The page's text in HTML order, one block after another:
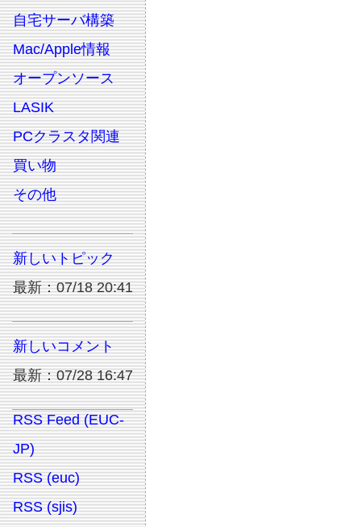
自宅サーバ構築
Mac/Apple情報
オープンソース
LASIK
PCクラスタ関連
買い物
その他
新しいトピック
最新：07/18 20:41
新しいコメント
最新：07/28 16:47
RSS Feed (EUC-
JP)
RSS (euc)
RSS (sjis)